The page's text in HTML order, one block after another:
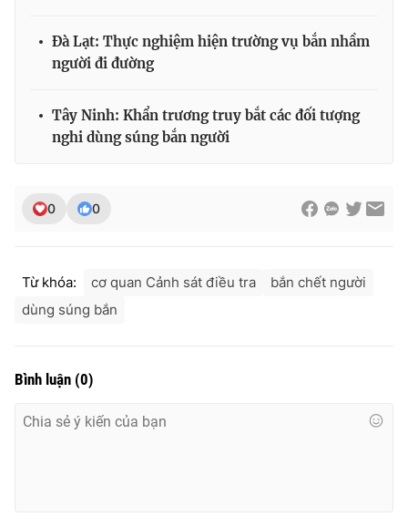
Cơ quan chủ quản:
Giấy phép hoạt động báo in và báo điện tử số 483/GP-BTTTT
Tổng Biên tập:
Tổng đài VTV:
Ðiện thoại Thời báo VTV:024.66 897 897
Đà Lạt: Thực nghiệm hiện trường vụ bắn nhầm
người đi đường
Tây Ninh: Khẩn trương truy bắt các đối tượng
nghi dùng súng bắn người
0 0
Từ khóa: cơ quan Cảnh sát điều tra
bắn chết người
dùng súng bắn
Bình luận (0)